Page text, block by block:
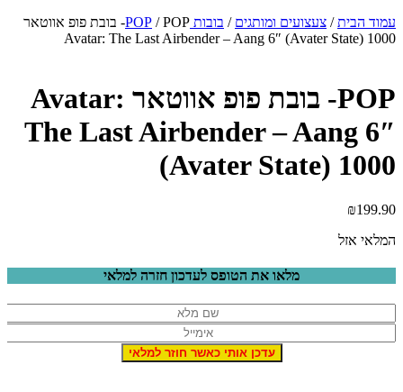
עמוד הבית/ צעצועים ומותגים / בובות POP
/ POP- בובת פופ אווטאר
Avatar: The Last Airbender – Aang 6″ (Avater State) 1000
POP- בובת פופ אווטאר Avatar:
The Last Airbender – Aang 6″
(Avater State) 1000
₪199.90
המלאי אזל
מלאו את הטופס לעדכון חזרה למלאי